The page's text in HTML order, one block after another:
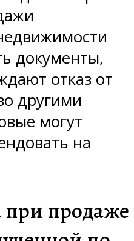
документы,
отказ от
другими
могут
на
при продаже